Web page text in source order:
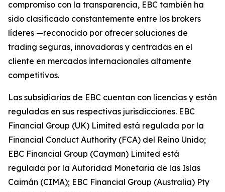
compromiso con la transparencia, EBC también ha
sido clasificado constantemente entre los brokers
líderes —reconocido por ofrecer soluciones de
trading seguras, innovadoras y centradas en el
cliente en mercados internacionales altamente
competitivos.
Las subsidiarias de EBC cuentan con licencias y están
reguladas en sus respectivas jurisdicciones. EBC
Financial Group (UK) Limited está regulada por la
Financial Conduct Authority (FCA) del Reino Unido;
EBC Financial Group (Cayman) Limited está
regulada por la Autoridad Monetaria de las Islas
Caimán (CIMA); EBC Financial Group (Australia) Pty